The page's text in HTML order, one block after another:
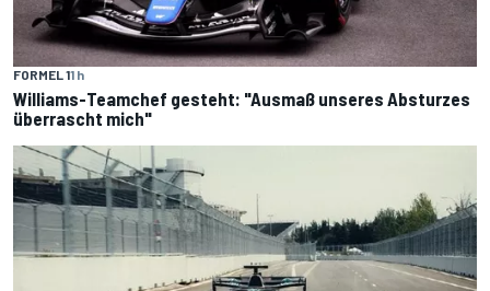
FORMEL 11 h
Williams-Teamchef gesteht: "Ausmaß unseres Absturzes
überrascht mich"